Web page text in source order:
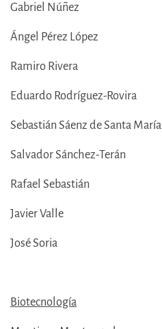
Gabriel Núñez
Ángel Pérez López
Ramiro Rivera
Eduardo Rodríguez-Rovira
Sebastián Sáenz de Santa María
Salvador Sánchez-Terán
Rafael Sebastián
Javier Valle
José Soria
Biotecnología